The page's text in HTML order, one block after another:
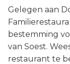
Gelegen aan
bestemming
van Soest.
restaurant te